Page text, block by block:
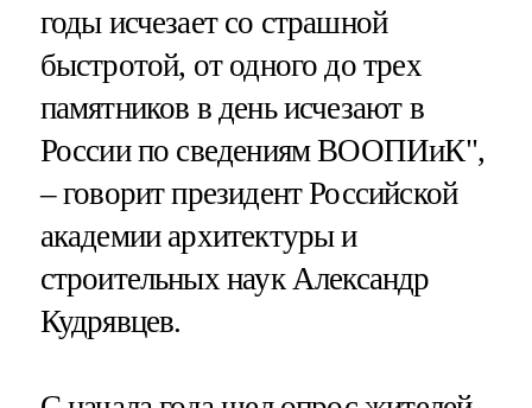
годы исчезает со страшной
быстротой, от одного до трех
памятников в день исчезают в
России по сведениям ВООПИиК",
– говорит президент Российской
академии архитектуры и
строительных наук Александр
Кудрявцев.